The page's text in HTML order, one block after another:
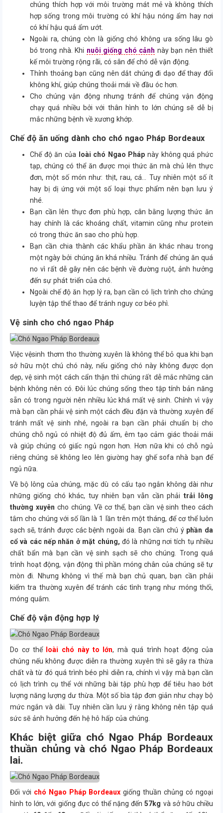
chúng thích hợp với môi trường mát mẻ và không thích
hợp sống trong môi trường có khí hậu nóng ẩm hay nơi
có khí hậu quá ẩm ướt.
Ngoài ra, chúng còn là giống chó không ưa sống lâu gò
bó trong nhà. Khi nuôi giống chó cảnh này bạn nên thiết
kế môi trường rộng rãi, có sân để chó dễ vận động.
Thỉnh thoảng bạn cũng nên dắt chúng đi dạo để thay đổi
không khí, giúp chúng thoải mái về đầu óc hơn.
Cho chúng vận động nhưng tránh để chúng vận động
chạy quá nhiều bởi với thân hình to lớn chúng sẽ dễ bị
mắc những bệnh về xương khớp.
Chế độ ăn uống dành cho chó ngao Pháp Bordeaux
Chế độ ăn của loài chó Ngao Pháp này không quá phức
tạp, chúng có thể ăn được mọi thức ăn mà chủ lên thực
đơn, một số món như: thịt, rau, cá… Tuy nhiên một số ít
hay bị dị ứng với một số loại thực phẩm nên bạn lưu ý
nhé.
Bạn cần lên thực đơn phù hợp, cân bằng lượng thức ăn
hay chính là các khoáng chất, vitamin cũng như protein
có trong thức ăn sao cho phù hợp.
Bạn cần chia thành các khẩu phần ăn khác nhau trong
một ngày bởi chúng ăn khá nhiều. Tránh để chúng ăn quá
no vì rất dễ gây nên các bệnh về đường ruột, ảnh hưởng
đến sự phát triển của chó.
Ngoài chế độ ăn hợp lý ra, bạn cần có lịch trình cho chúng
luyện tập thể thao để tránh nguy cơ béo phì.
Vệ sinh cho chó ngao Pháp
Việc vệsinh thơm tho thường xuyên là không thể bỏ qua khi bạn
sở hữu một chú chó này, nếu giống chó này không được dọn
dẹp, vệ sinh một cách cẩn thận thì chúng rất dễ mắc những căn
bệnh không nên có. Đôi lúc chúng sống theo tập tính bản năng
sẵn có trong người nên nhiều lúc khá mất vệ sinh. Chính vì vậy
mà bạn cần phải vệ sinh một cách đều đặn và thường xuyên để
tránh mất vệ sinh nhé, ngoài ra bạn cần phải chuẩn bị cho
chúng chỗ ngủ có nhiệt độ đủ ấm, êm tạo cảm giác thoải mái
và giúp chúng có giấc ngủ ngon hơn. Hơn nữa khi có chỗ ngủ
riêng chúng sẽ không leo lên giường hay ghế sofa nhà bạn để
ngủ nữa.
Về bộ lông của chúng, mặc dù có cấu tạo ngắn không dài như
những giống chó khác, tuy nhiên bạn vẫn cần phải trải lông
thường xuyên cho chúng. Về cơ thể, bạn cần vệ sinh theo cách
tắm cho chúng với số lần là 1 lần trên một tháng, để cơ thể luôn
sạch sẽ, tránh được các bệnh ngoài da. Bạn cần chú ý phần da
cổ và các nếp nhăn ở mặt chúng, đó là những nơi tích tụ nhiều
chất bẩn mà bạn cần vệ sinh sạch sẽ cho chúng. Trong quá
trình hoạt động, vận động thì phần móng chân của chúng sẽ tự
mòn đi. Nhưng không vì thế mà bạn chủ quan, bạn cần phải
kiểm tra thường xuyên để tránh các tình trạng như móng thối,
móng quắm.
Chế độ vận động hợp lý
Do cơ thể loài chó này to lớn, mà quá trình hoạt động của
chúng nếu không được diễn ra thường xuyên thì sẽ gây ra thừa
chất và từ đó quá trình béo phì diễn ra, chính vì vậy mà bạn cần
có lịch trình cụ thể với những bài tập phù hợp để tiêu hao bớt
lượng năng lượng dư thừa. Một số bìa tập đơn giản như chạy bộ
mức ngắn và dài. Tuy nhiên cần lưu ý rằng không nên tập quá
sức sẽ ảnh hưởng đến hệ hô hấp của chúng.
Khác biệt giữa chó Ngao Pháp Bordeaux
thuần chủng và chó Ngao Pháp Bordeaux
lai.
Đối với chó Ngao Pháp Bordeaux giống thuần chủng có ngoại
hình to lớn, với giống đực có thể nặng đến57kg và sở hữu chiều